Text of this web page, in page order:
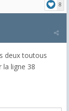
8
deux toutous
ligne 38